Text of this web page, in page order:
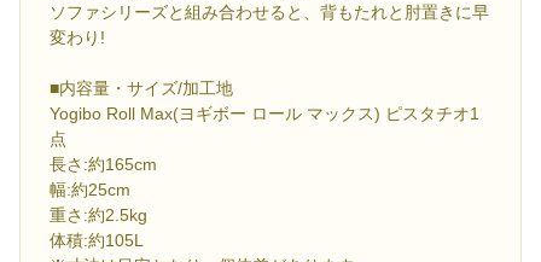
ソファシリーズと組み合わせると、背もたれと肘置きに早
変わり!
■内容量・サイズ/加工地
Yogibo Roll Max(ヨギボー ロール マックス) ピスタチオ1
点
長さ:約165cm
幅:約25cm
重さ:約2.5kg
体積:約105L